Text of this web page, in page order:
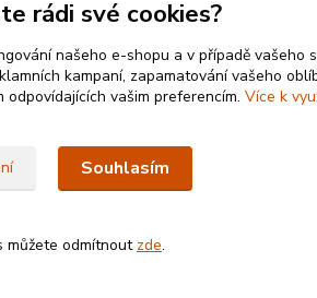
rádi své cookies?
našeho e-shopu a v případě vašeho
kampaní, zapamatování vašeho
vašim preferencím. Více k
Souhlasím
můžete odmítnout zde.